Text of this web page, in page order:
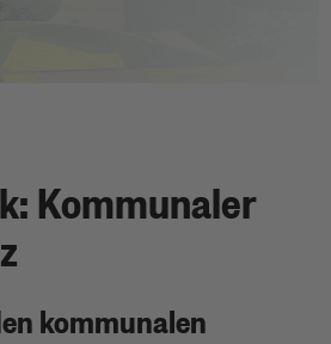
Kommunaler
kommunalen